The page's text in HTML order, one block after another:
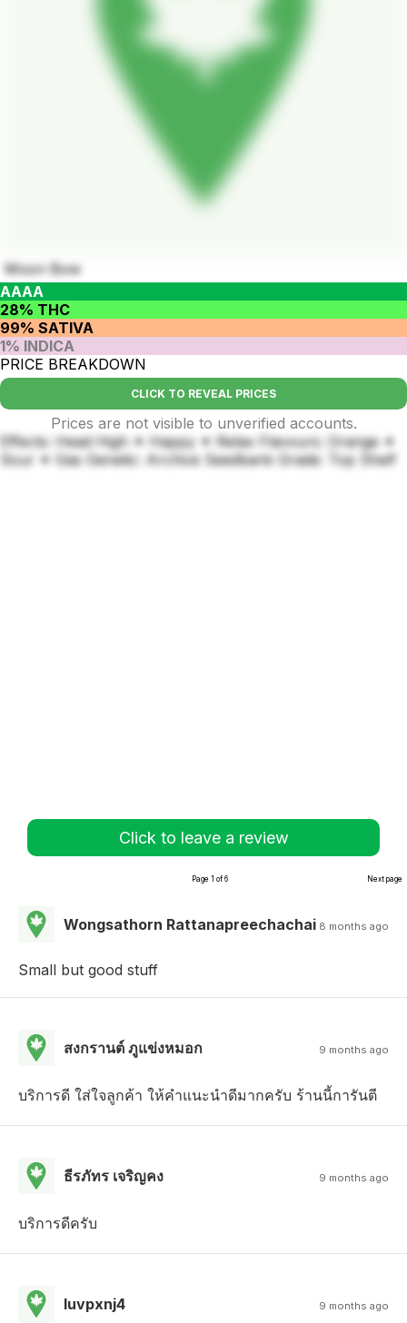
Moon Bow
AAAA
28% THC
99% SATIVA
1% INDICA
PRICE BREAKDOWN
CLICK TO REVEAL PRICES
Prices are not visible to unverified accounts.
Effects: Head High ✦ Happy ✦ Relax Flavours: Orange ✦
Sour ✦ Gas Genetic: Archive Seedbank Grade: Top Shelf
Click to leave a review
Page 1 of 6 Next page
Wongsathorn Rattanapreechachai 8 months ago
Small but good stuff
สงกรานต์ ภูแข่งหมอก 9 months ago
บริการดี ใส่ใจลูกค้า ให้คำแนะนำดีมากครับ ร้านนี้การันตี
ธีรภัทร เจริญคง 9 months ago
บริการดีครับ
luvpxnj4 9 months ago